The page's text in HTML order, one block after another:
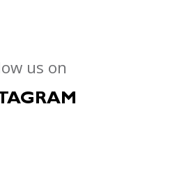
us on